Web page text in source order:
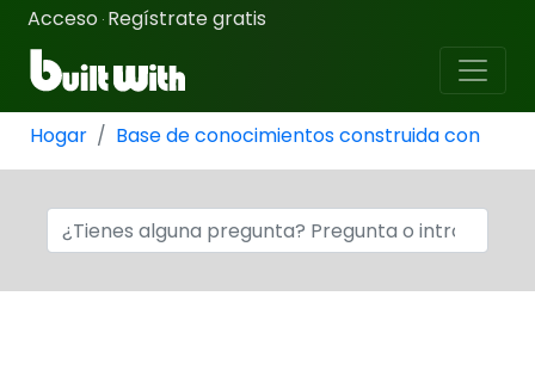
Acceso · Regístrate gratis
Hogar Base de conocimientos construida con